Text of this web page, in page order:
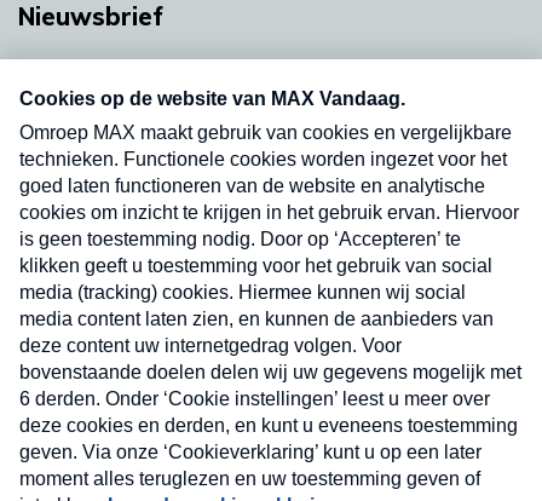
Nieuwsbrief
nieuwsbrief. Elke vrijdag- en dinsdagochtend in
uw mailbox.
Verzend
Nieuwsbrief
Neem hier een gratis abonnement op onze